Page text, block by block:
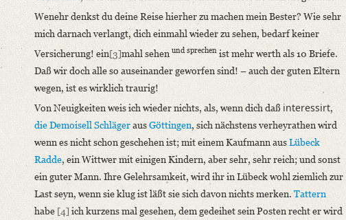
German
Bamberg, Claudia
Varwig, Olivia
Wenehr denkst du deine Reise hierher zu machen mein Bester? Wie sehr
mich darnach verlangt, dich einmahl wieder zu sehen, bedarf keiner
Versicherung!ein[3]mahl sehen und sprechen ist mehr werth als 10 Briefe.
Daß wir doch alle so auseinander geworfen sind! – auch der guten Eltern
wegen, ist es wirklich traurig!
Von Neuigkeiten weis ich wieder nichts, als, wenn dich daß interessirt,
die Demoisell SchlägerausGöttingen, sich nächstens verheyrathen wird
wenn es nicht schon geschehen ist; mit einem Kaufmann ausLübeck
Radde, ein Wittwer mit einigen Kindern, aber sehr, sehr reich; und sonst
ein guter Mann. Ihre Gelehrsamkeit, wird ihr in Lübeck wohl ziemlich zur
Last seyn, wenn sie klug ist läßt sie sich davon nichts merken. Tattern
habe [4] ich kurzens mal gesehen, dem gedeihet sein Posten recht er wird